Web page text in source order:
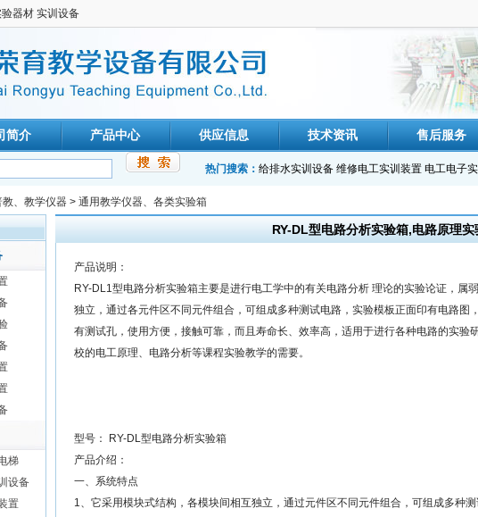
器材 实训设备
简介 产品中心 供应信息 技术资讯 售后服务
热门搜索： 给排水实训设备 维修电工实训装置 电工电子
、教学仪器 > 通用教学仪器、各类实验箱
RY-DL型电路分析实验箱,电路原理实
产品说明：
RY-DL1型电路分析实验箱主要是进行电工学中的有关电路分析 理论的实验论证，属
独立，通过各元件区不同元件组合，可组成多种测试电路，实验模板正面印有电路图
有测试孔，使用方便，接触可靠，而且寿命长、效率高，适用于进行各种电路的实验
校的电工原理、电路分析等课程实验教学的需要。
型号： RY-DL型电路分析实验箱
产品介绍：
一、系统特点
1、它采用模块式结构，各模块间相互独立，通过元件区不同元件组合，可组成多种
梯
设备
置